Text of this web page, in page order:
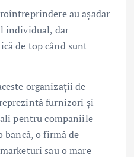
au așadar
individual, dar
de top când sunt
organizații de
furnizori și
pentru companiile
bancă, o firmă de
sau o mare